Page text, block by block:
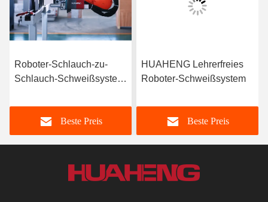
Roboter-Schlauch-zu-
Schlauch-Schweißsystem
Durchmesser
Beste Preis
HUAHENG Lehrerfreies
Roboter-Schweißsystem
Beste Preis